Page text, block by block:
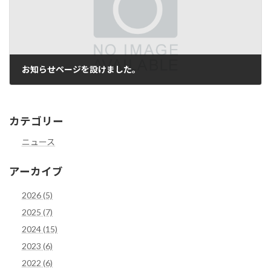
お知らせページを設けました。
カテゴリー
ニュース
アーカイブ
2026 (5)
2025 (7)
2024 (15)
2023 (6)
2022 (6)